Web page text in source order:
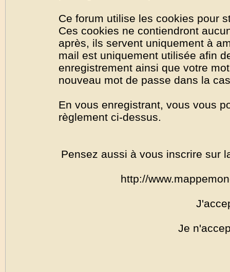
Ce forum utilise les cookies pour
Ces cookies ne contiendront
après, ils servent uniquement à
mail est uniquement utilisée afin
enregistrement ainsi que votre
nouveau mot de passe dans la
En vous enregistrant, vous vous
règlement ci-dessus.
Pensez aussi à vous inscrire sur
http://
Je